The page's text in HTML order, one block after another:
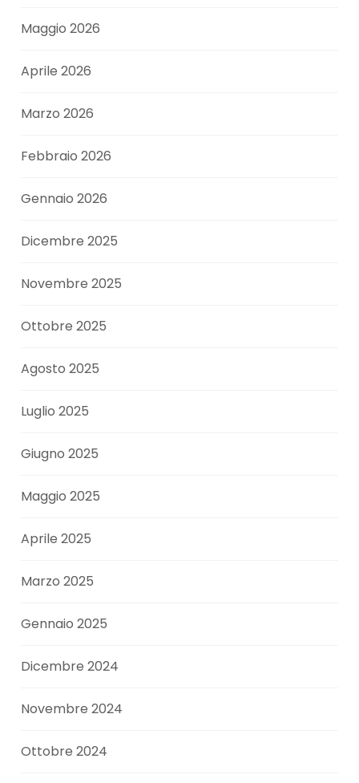
Maggio 2026
Aprile 2026
Marzo 2026
Febbraio 2026
Gennaio 2026
Dicembre 2025
Novembre 2025
Ottobre 2025
Agosto 2025
Luglio 2025
Giugno 2025
Maggio 2025
Aprile 2025
Marzo 2025
Gennaio 2025
Dicembre 2024
Novembre 2024
Ottobre 2024